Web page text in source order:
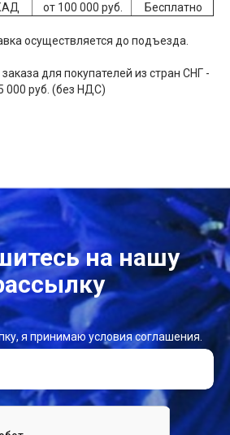
от 100 000 руб. Бесплатно
осуществляется до подъезда.
для покупателей из стран СНГ -
000 руб. (без НДС)
на нашу
я принимаю условия соглашения.